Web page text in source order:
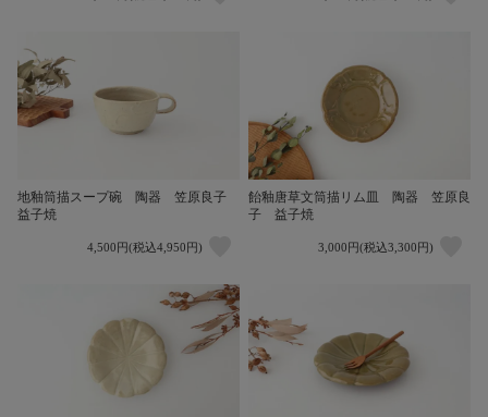
地釉筒描スープ碗 陶器 笠原良子
益子焼
4,500円(税込4,950円)
飴釉唐草文筒描リム皿 陶器 笠原良
子 益子焼
3,000円(税込3,300円)